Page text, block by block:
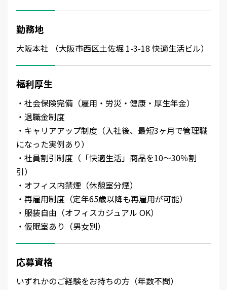
勤務地
大阪本社 （大阪市西区土佐堀 1-3-18 快適生活ビル）
福利厚生
・社会保険完備（雇用・労災・健康・厚生年金）
・退職金制度
・キャリアアップ制度（入社後、最短3ヶ月で管理職
になった実例あり）
・社員割引制度（「快適生活」商品を10～30％割
引）
・オフィス内禁煙（休憩室分煙）
・再雇用制度（定年65歳以降も再雇用が可能）
・服装自由（オフィスカジュアル OK）
・仮眠室あり（男女別）
応募資格
いずれかのご経験をお持ちの方（年数不問）